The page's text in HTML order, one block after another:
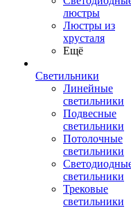
люстры
Люстры из
хрусталя
Ещё
Светильники
Линейные
светильники
Подвесные
светильники
Потолочные
светильники
светильники
Трековые
светильники